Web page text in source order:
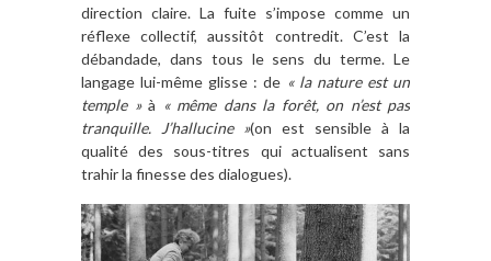
direction claire. La fuite s’impose comme un
réflexe collectif, aussitôt contredit. C’est la
débandade, dans tous le sens du terme. Le
langage lui-même glisse : de « la nature est un
temple »à « même dans la forêt, on n’est pas
tranquille. J’hallucine »(on est sensible à la
qualité des sous-titres qui actualisent sans
trahir la finesse des dialogues).